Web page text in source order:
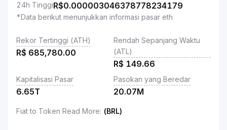
24h TinggiR$0.000003046378778234179
*Data berikut menunjukkan informasi pasar eth
Rekor Tertinggi (ATH)
R$ 685,780.00
Rendah Sepanjang Waktu
(ATL)
R$ 149.66
Kapitalisasi Pasar
6.65T
Pasokan yang Beredar
20.07M
Fiat to Token Read More: (BRL)